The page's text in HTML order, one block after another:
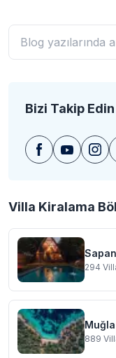
Bizi Takip Edin
Villa Kiralama
294
Muğla
889